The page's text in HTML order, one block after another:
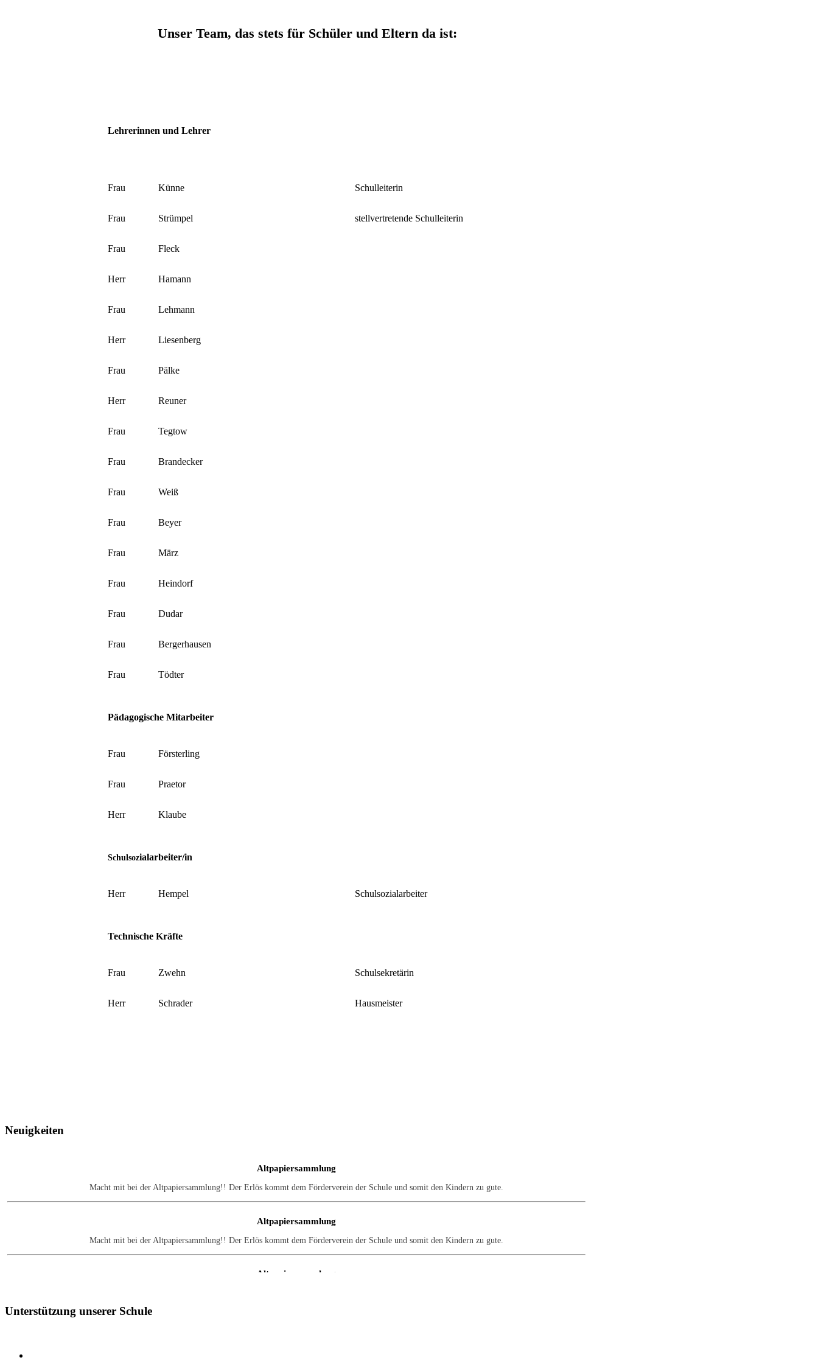
Unser Team, das stets für Schüler und Eltern da ist:
Lehrerinnen und Lehrer
Frau Künne Schulleiterin
Frau Strümpel stellvertretende Schulleiterin
Frau Fleck
Herr Hamann
Frau Lehmann
Herr Liesenberg
Frau Pälke
Herr Reuner
Frau Tegtow
Frau Brandecker
Frau Weiß
Frau Beyer
Frau März
Frau Heindorf
Frau Dudar
Frau Bergerhausen
Frau Tödter
Pädagogische Mitarbeiter
Frau Försterling
Frau Praetor
Herr Klaube
Schulsozialarbeiter/in
Herr Hempel Schulsozialarbeiter
Technische Kräfte
Frau Zwehn Schulsekretärin
Herr Schrader Hausmeister
Neuigkeiten
Altpapiersammlung
Macht mit bei der Altpapiersammlung!! Der Erlös kommt dem Förderverein der Schule und somit den Kindern zu gute.
Altpapiersammlung
Macht mit bei der Altpapiersammlung!! Der Erlös kommt dem Förderverein der Schule und somit den Kindern zu gute.
Altpapiersammlung
Unterstützung unserer Schule